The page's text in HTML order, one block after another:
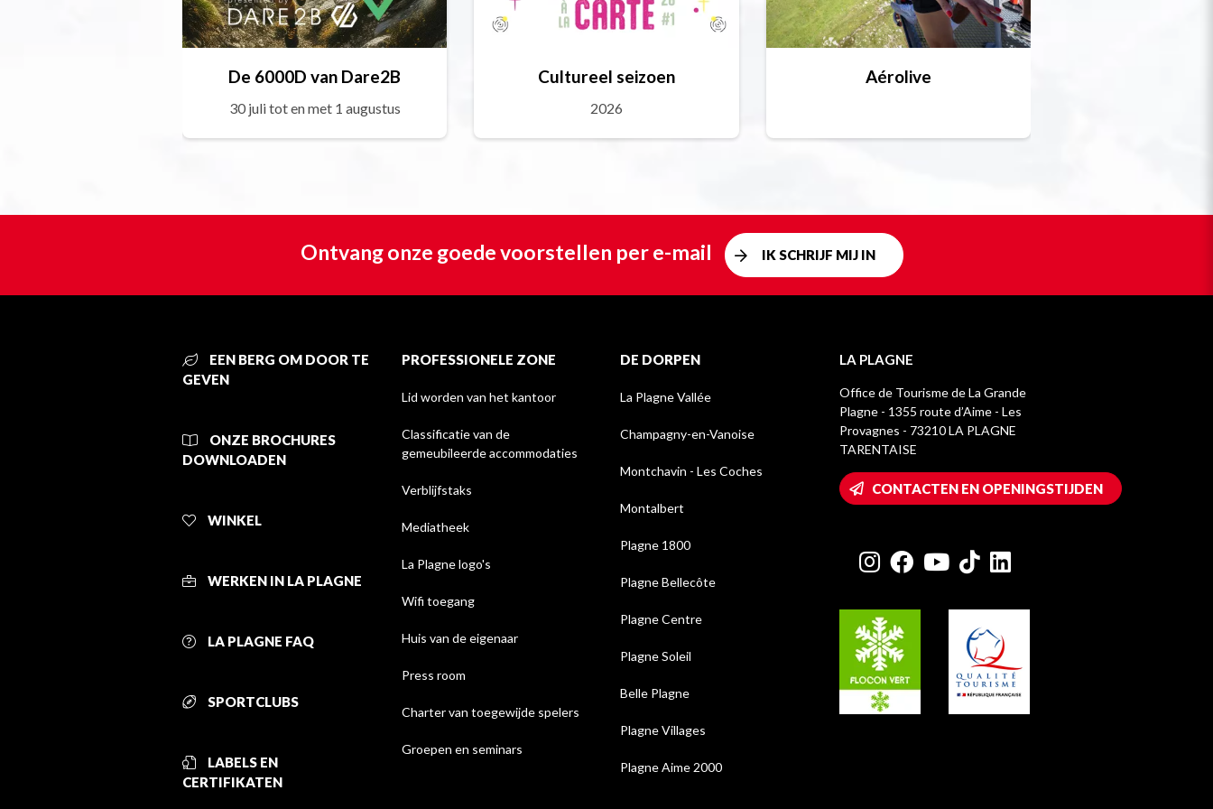
De 6000D van Dare2B
30 juli tot en met 1 augustus
Cultureel seizoen
2026
Aérolive
Ontvang onze goede voorstellen per e-mail IK SCHRIJF MIJ IN
EEN BERG OM DOOR TE
GEVEN
ONZE BROCHURES
DOWNLOADEN
WINKEL
WERKEN IN LA PLAGNE
LA PLAGNE FAQ
SPORTCLUBS
LABELS EN
CERTIFIKATEN
PROFESSIONELE ZONE
Lid worden van het kantoor
Classificatie van de
gemeubileerde accommodaties
Verblijfstaks
Mediatheek
La Plagne logo's
Wifi toegang
Huis van de eigenaar
Press room
Charter van toegewijde spelers
Groepen en seminars
DE DORPEN
La Plagne Vallée
Champagny-en-Vanoise
Montchavin - Les Coches
Montalbert
Plagne 1800
Plagne Bellecôte
Plagne Centre
Plagne Soleil
Belle Plagne
Plagne Villages
Plagne Aime 2000
LA PLAGNE
Office de Tourisme de La Grande
Plagne - 1355 route d’Aime - Les
Provagnes - 73210 LA PLAGNE
TARENTAISE
CONTACTEN EN OPENINGSTIJDEN